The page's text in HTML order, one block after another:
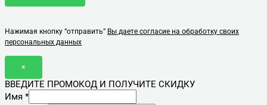
Нажимая кнопку “отправить” Вы даете согласие на обработку своих
персональных данных
×
ВВЕДИТЕ ПРОМОКОД И ПОЛУЧИТЕ СКИДКУ
Имя *